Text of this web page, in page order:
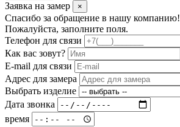
Заявка на замер ×
Спасибо за обращение в нашу компанию!
Пожалуйста, заполните поля.
Телефон для связи
Как вас зовут?
E-mail для связи
Адрес для замера
Выбрать изделие
Дата звонка
время